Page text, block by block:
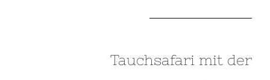
Tauchsafari mit der